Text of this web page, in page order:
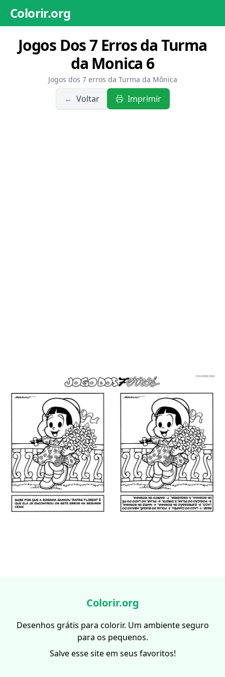
Colorir.org
Jogos Dos 7 Erros da Turma
da Monica 6
Jogos dos 7 erros da Turma da Mônica
← Voltar Imprimir
Colorir.org
Desenhos grátis para colorir. Um ambiente seguro
para os pequenos.
Salve esse site em seus favoritos!